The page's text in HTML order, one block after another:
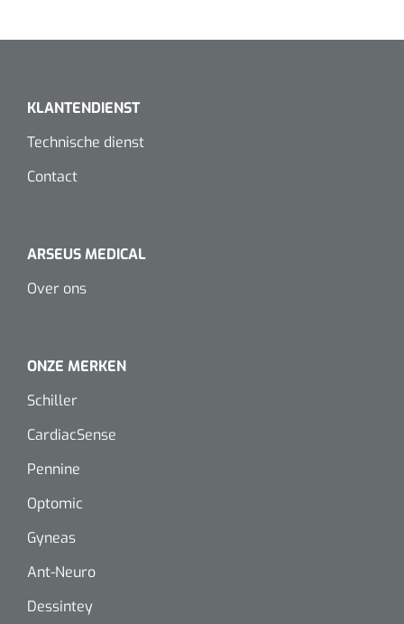
Toiletbeugels
KLANTENDIENST
Technische dienst
Contact
ARSEUS MEDICAL
Over ons
ONZE MERKEN
Schiller
CardiacSense
Pennine
Optomic
Gyneas
Ant-Neuro
Dessintey